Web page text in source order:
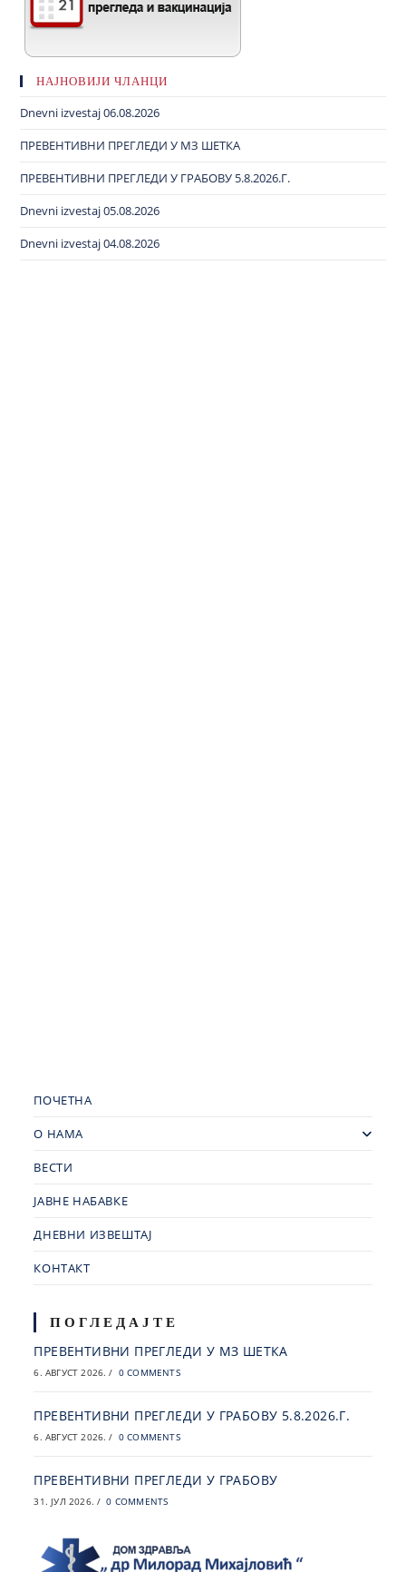
НАЈНОВИЈИ ЧЛАНЦИ
Dnevni izvestaj 06.08.2026
ПРЕВЕНТИВНИ ПРЕГЛЕДИ У МЗ ШЕТКА
ПРЕВЕНТИВНИ ПРЕГЛЕДИ У ГРАБОВУ 5.8.2026.Г.
Dnevni izvestaj 05.08.2026
Dnevni izvestaj 04.08.2026
ПОЧЕТНА
О НАМА
ВЕСТИ
ЈАВНЕ НАБАВКЕ
ДНЕВНИ ИЗВЕШТАЈ
КОНТАКТ
ПОГЛЕДАЈТЕ
ПРЕВЕНТИВНИ ПРЕГЛЕДИ У МЗ ШЕТКА
6. АВГУСТ 2026. / 0 COMMENTS
ПРЕВЕНТИВНИ ПРЕГЛЕДИ У ГРАБОВУ 5.8.2026.Г.
6. АВГУСТ 2026. / 0 COMMENTS
ПРЕВЕНТИВНИ ПРЕГЛЕДИ У ГРАБОВУ
31. ЈУЛ 2026. / 0 COMMENTS